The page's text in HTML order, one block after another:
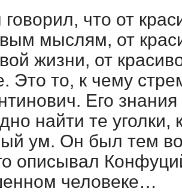
говорил, что от
мыслям, от
жизни, от
Это то, к чему
Его
найти те уголки,
ум. Он был тем
описывал
человеке…